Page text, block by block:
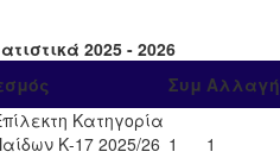
2025 - 2026
Συμ Αλλαγή
Κατηγορία
Κ-17 2025/26 1 1